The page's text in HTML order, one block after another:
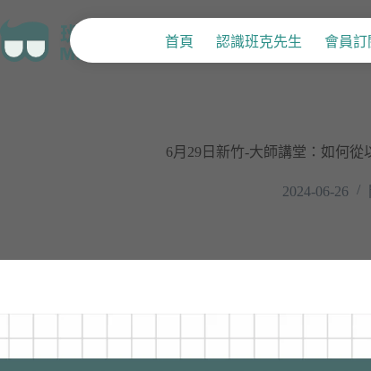
首頁 認識班克先生 會員訂
6月29日新竹-大師講堂：如何從
2024-06-26